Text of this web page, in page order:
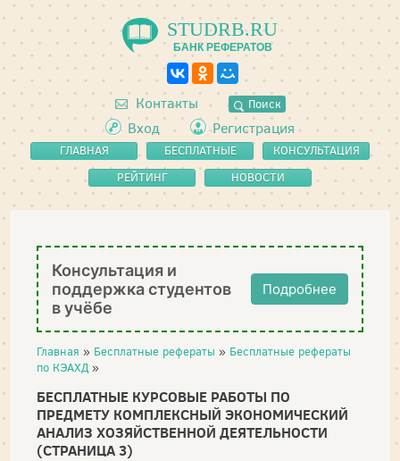
STUDRB.RU
БАНК РЕФЕРАТОВ
Контакты Поиск
Вход Регистрация
ГЛАВНАЯ
БЕСПЛАТНЫЕ
РЕФЕРАТЫ
КОНСУЛЬТАЦИЯ
РЕЙТИНГ
НОВОСТИ
Консультация и
поддержка студентов
в учёбе
Подробнее
Главная » Бесплатные рефераты » Бесплатные рефераты
по КЭАХД»
БЕСПЛАТНЫЕ КУРСОВЫЕ РАБОТЫ ПО
ПРЕДМЕТУ КОМПЛЕКСНЫЙ ЭКОНОМИЧЕСКИЙ
АНАЛИЗ ХОЗЯЙСТВЕННОЙ ДЕЯТЕЛЬНОСТИ
(СТРАНИЦА 3)